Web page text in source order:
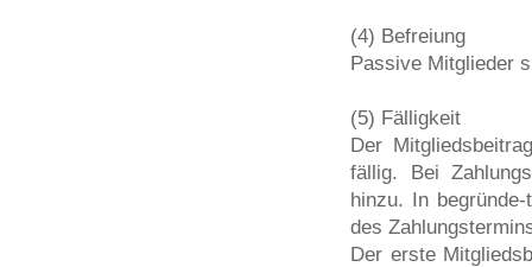
(4) Befreiung
Passive Mitglieder
(5) Fälligkeit
Der
fällig. Bei
hinzu. In
des
Der erste